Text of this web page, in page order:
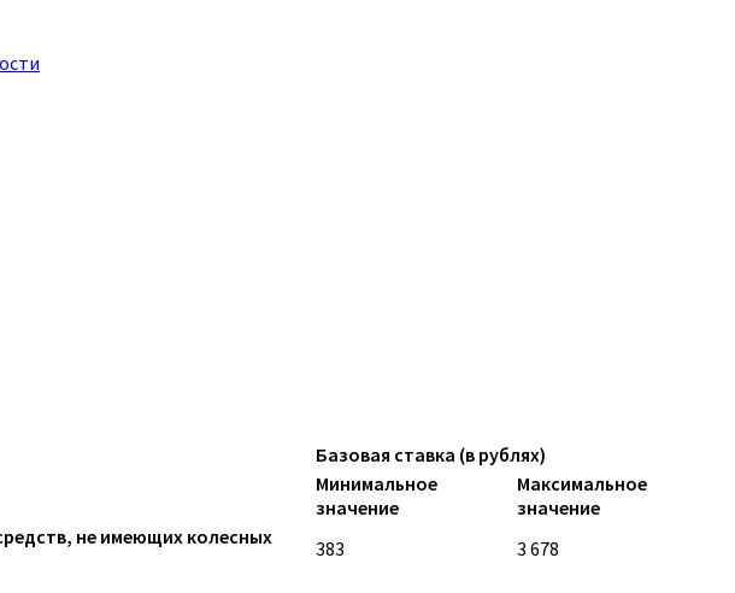
Базовая ставка (в рублях)
Минимальное
значение
Максимальное
значение
не имеющих колесных
383 3 678